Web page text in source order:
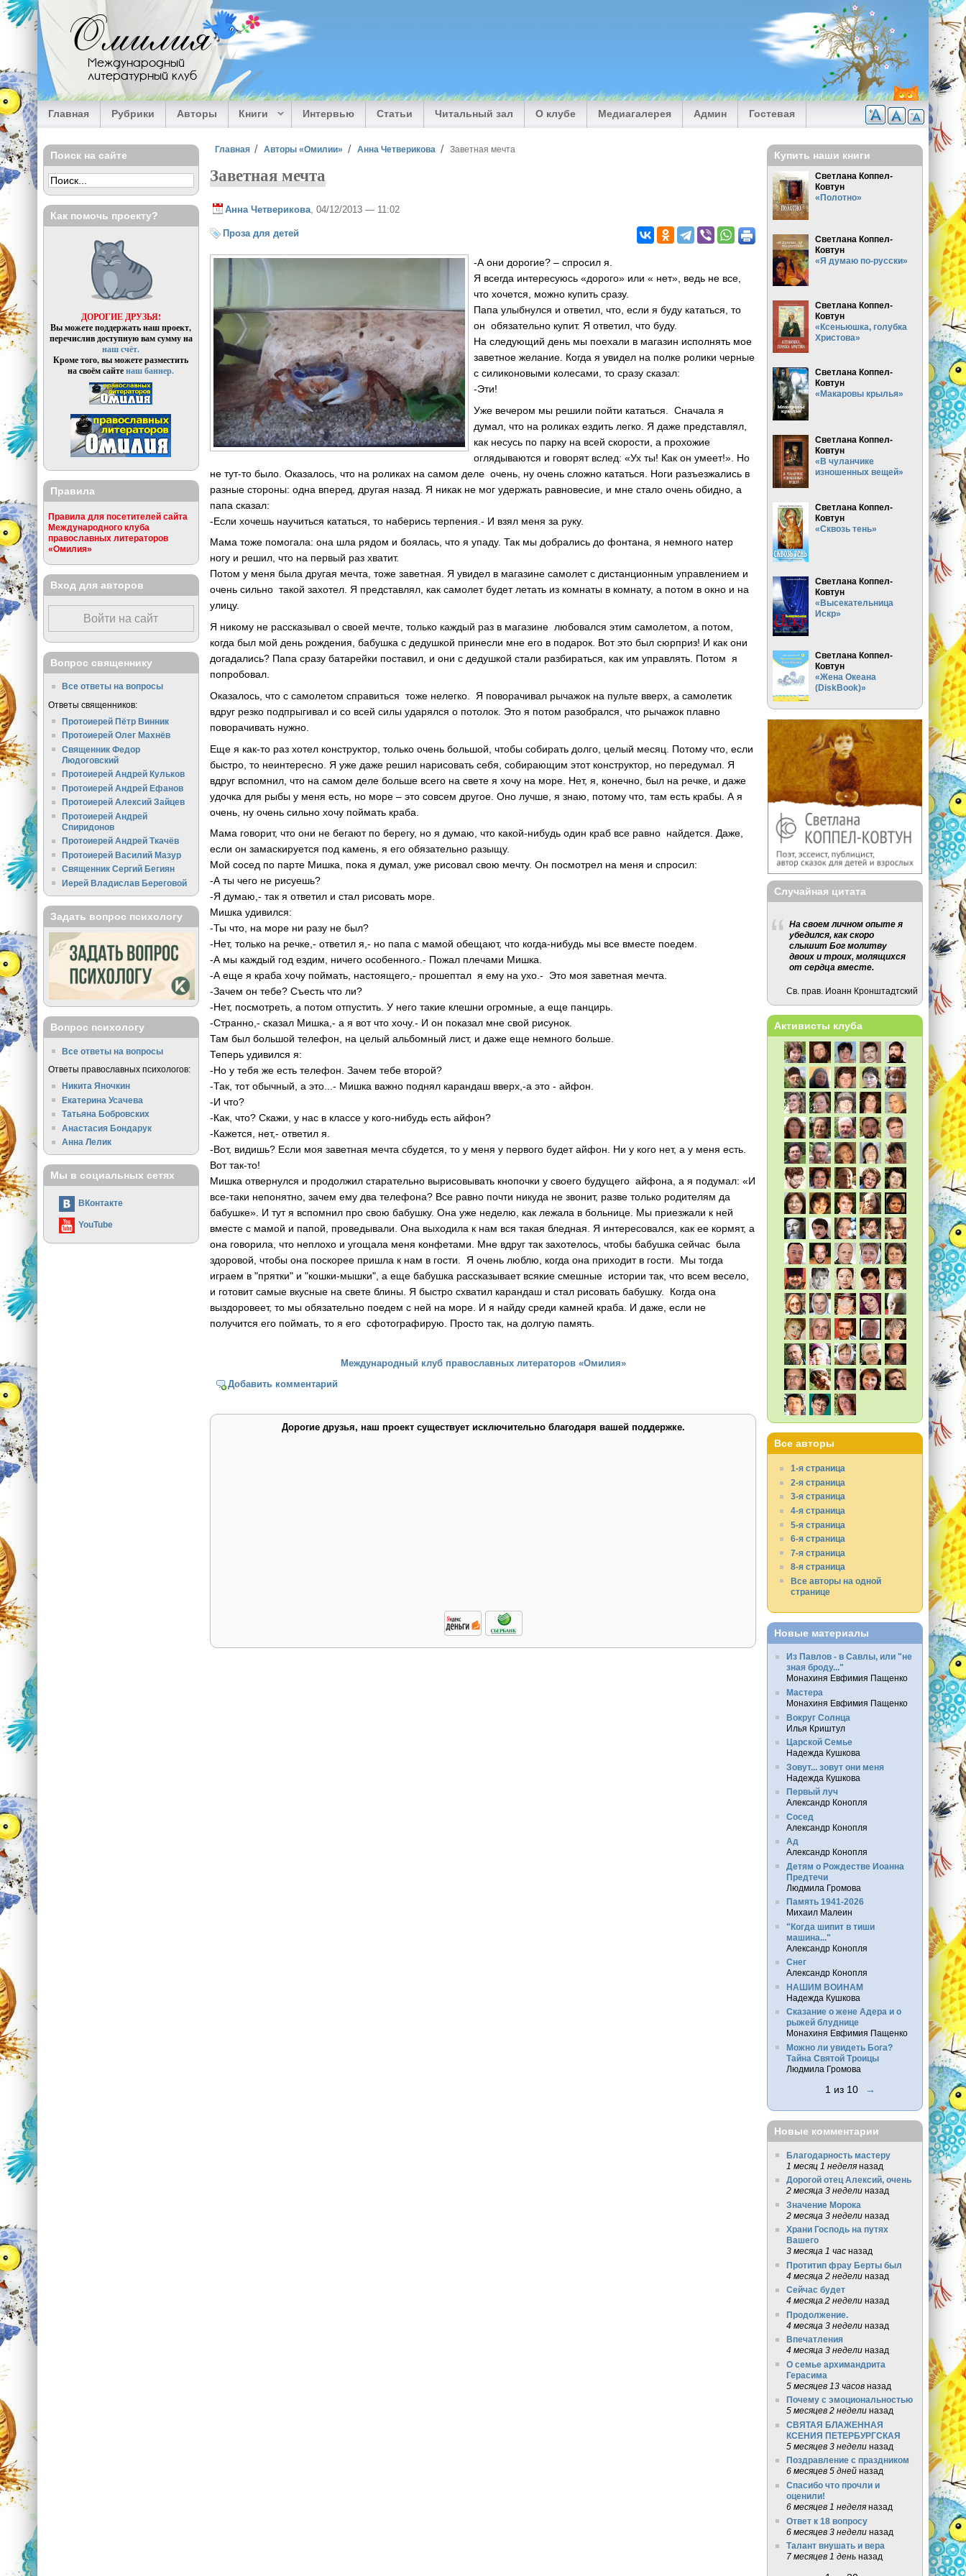
Перейти к основному содержанию
Омилия
Международный
литературный клуб
Главная Рубрики Авторы Книги Интервью Статьи Читальный зал О клубе Медиагалерея Админ Гостевая
Вы здесь
Главная Авторы «Омилии» Анна Четверикова Заветная мечта
Заветная мечта
Анна Четверикова , 04/12/2013 — 11:02
Проза для детей
-А они дорогие? – спросил я.
Я всегда интересуюсь «дорого» или « нет», ведь не все,
что хочется, можно купить сразу.
Папа улыбнулся и ответил, что, если я буду кататься, то
он обязательно купит. Я ответил, что буду.
На следующий день мы поехали в магазин исполнять мое
заветное желание. Когда я увидел на полке ролики черные
с силиконовыми колесами, то сразу сказал:
-Эти!
Уже вечером мы решили пойти кататься. Сначала я
думал, что на роликах ездить легко. Я даже представлял,
как несусь по парку на всей скорости, а прохожие
оглядываются и говорят вслед: «Ух ты! Как он умеет!». Но
не тут-то было. Оказалось, что на роликах на самом деле очень, ну очень сложно кататься. Ноги разъезжались в
разные стороны: одна вперед, другая назад. Я никак не мог удержать равновесие, и мне стало очень обидно, а
папа сказал:
-Если хочешь научиться кататься, то наберись терпения.- И взял меня за руку.
Мама тоже помогала: она шла рядом и боялась, что я упаду. Так мы добрались до фонтана, я немного натер
ногу и решил, что на первый раз хватит.
Потом у меня была другая мечта, тоже заветная. Я увидел в магазине самолет с дистанционным управлением и
очень сильно такой захотел. Я представлял, как самолет будет летать из комнаты в комнату, а потом в окно и на
улицу.
Я никому не рассказывал о своей мечте, только каждый раз в магазине любовался этим самолетом, а потом,
когда был мой день рождения, бабушка с дедушкой принесли мне его в подарок. Вот это был сюрприз! И как они
догадались? Папа сразу батарейки поставил, и они с дедушкой стали разбираться, как им управлять. Потом я
попробовал.
Оказалось, что с самолетом справиться тоже нелегко. Я поворачивал рычажок на пульте вверх, а самолетик
вдруг резко подпрыгивал и со всей силы ударялся о потолок. Это я потом разобрался, что рычажок плавно
поворачивать нужно.
Еще я как-то раз хотел конструктор, только очень большой, чтобы собирать долго, целый месяц. Потому что, если
быстро, то неинтересно. Я уже даже решил нарисовать себя, собирающим этот конструктор, но передумал. Я
вдруг вспомнил, что на самом деле больше всего на свете я хочу на море. Нет, я, конечно, был на речке, и даже
удочка для рыбы у меня есть, но море – это совсем другое. Оно лучше, я знаю, потому что, там есть крабы. А я
очень, ну очень сильно хочу поймать краба.
Мама говорит, что они не бегают по берегу, но я думаю, что какой-нибудь один краб все равно найдется. Даже,
если он замаскируется под камень, я его обязательно разыщу.
Мой сосед по парте Мишка, пока я думал, уже рисовал свою мечту. Он посмотрел на меня и спросил:
-А ты чего не рисуешь?
-Я думаю,- так я ответил и стал рисовать море.
Мишка удивился:
-Ты что, на море ни разу не был?
-Нет, только на речке,- ответил я,- но папа с мамой обещают, что когда-нибудь мы все вместе поедем.
-А мы каждый год ездим, ничего особенного.- Пожал плечами Мишка.
-А еще я краба хочу поймать, настоящего,- прошептал я ему на ухо.- Это моя заветная мечта.
-Зачем он тебе? Съесть что ли?
-Нет, посмотреть, а потом отпустить. У него такие клешни огромные, а еще панцирь.
-Странно,- сказал Мишка,- а я вот что хочу.- И он показал мне свой рисунок.
Там был большой телефон, на целый альбомный лист, и даже еще немного больше.
Теперь удивился я:
-Но у тебя же есть телефон. Зачем тебе второй?
-Так, тот обычный, а это...- Мишка важно поднял карандаш вверх,-а это - айфон.
-И что?
-Как, что? Скажи, у нас в классе у кого-нибудь есть айфон?
-Кажется, нет,- ответил я.
-Вот, видишь? Если моя заветная мечта сбудется, то у меня у первого будет айфон. Ни у кого нет, а у меня есть.
Вот так-то!
Мишка отвернулся и продолжил старательно вырисовывать кнопочки у своего будущего айфона, а я подумал: «И
все-таки непонятно, зачем ему два телефона? Все равно почти никуда не звонит, разве только родителям да
бабушке». И тут я вспомнил про свою бабушку. Она уже неделю, как лежала в больнице. Мы приезжали к ней
вместе с мамой и папой, проведывали. Она выходила к нам вся такая бледная. Я интересовался, как ее кормят, а
она говорила, что неплохо и угощала меня конфетами. Мне вдруг так захотелось, чтобы бабушка сейчас была
здоровой, чтобы она поскорее пришла к нам в гости. Я очень люблю, когда она приходит в гости. Мы тогда
играем в "прятки" и "кошки-мышки", а еще бабушка рассказывает всякие смешные истории так, что всем весело,
и готовит самые вкусные на свете блины. Я быстро схватил карандаш и стал рисовать бабушку. Когда она
выздоровеет, то мы обязательно поедем с ней на море. И я найду среди камней краба. И даже, если не
получится его поймать, то я его сфотографирую. Просто так, на долгую память.
Международный клуб православных литераторов «Омилия»
Добавить комментарий
Дорогие друзья, наш проект существует исключительно благодаря вашей поддержке.
Поиск на сайте
Как помочь проекту?
ДОРОГИЕ ДРУЗЬЯ!
Вы можете поддержать наш проект,
перечислив доступную вам сумму на
наш счёт.
Кроме того, вы можете разместить
на своём сайтенаш баннер.
Правила
Правила для посетителей сайта
Международного клуба
православных литераторов
«Омилия»
Вход для авторов
Войти на сайт
Вопрос священнику
Все ответы на вопросы
Ответы священников:
Протоиерей Пётр Винник
Протоиерей Олег Махнёв
Священник Федор
Людоговский
Протоиерей Андрей Кульков
Протоиерей Андрей Ефанов
Протоиерей Алексий Зайцев
Протоиерей Андрей
Спиридонов
Протоиерей Андрей Ткачёв
Протоиерей Василий Мазур
Священник Сергий Бегиян
Иерей Владислав Береговой
Задать вопрос психологу
Вопрос психологу
Все ответы на вопросы
Ответы православных психологов:
Никита Яночкин
Екатерина Усачева
Татьяна Бобровских
Анастасия Бондарук
Анна Лелик
Мы в социальных сетях
ВКонтакте
YouTube
Купить наши книги
Светлана Коппел-
Ковтун
«Полотно»
Светлана Коппел-
Ковтун
«Я думаю по-русски»
Светлана Коппел-
Ковтун
«Ксеньюшка, голубка
Христова»
Светлана Коппел-
Ковтун
«Макаровы крылья»
Светлана Коппел-
Ковтун
«В чуланчике
изношенных вещей»
Светлана Коппел-
Ковтун
«Сквозь тень»
Светлана Коппел-
Ковтун
«Высекательница
Искр»
Светлана Коппел-
Ковтун
«Жена Океана
(DiskBook)»
Случайная цитата
На своем личном опыте я
убедился, как скоро
слышит Бог молитву
двоих и троих, молящихся
от сердца вместе.
Св. прав. Иоанн Кронштадтский
Активисты клуба
Все авторы
1-я страница
2-я страница
3-я страница
4-я страница
5-я страница
6-я страница
7-я страница
8-я страница
Все авторы на одной
странице
Новые материалы
Из Павлов - в Савлы, или "не
зная броду..."
Монахиня Евфимия Пащенко
Мастера
Монахиня Евфимия Пащенко
Вокруг Солнца
Илья Криштул
Царской Семье
Надежда Кушкова
Зовут... зовут они меня
Надежда Кушкова
Первый луч
Александр Конопля
Сосед
Александр Конопля
Ад
Александр Конопля
Детям о Рождестве Иоанна
Предтечи
Людмила Громова
Память 1941-2026
Михаил Малеин
"Когда шипит в тиши
машина..."
Александр Конопля
Снег
Александр Конопля
НАШИМ ВОИНАМ
Надежда Кушкова
Сказание о жене Адера и о
рыжей блуднице
Монахиня Евфимия Пащенко
Можно ли увидеть Бога?
Тайна Святой Троицы
Людмила Громова
1 из 10 →
Новые комментарии
Благодарность мастеру
1 месяц 1 неделяназад
Дорогой отец Алексий, очень
2 месяца 3 неделиназад
Значение Морока
2 месяца 3 неделиназад
Храни Господь на путях
Вашего
3 месяца 1 часназад
Протитип фрау Берты был
4 месяца 2 неделиназад
Сейчас будет
4 месяца 2 неделиназад
Продолжение.
4 месяца 3 неделиназад
Впечатления
4 месяца 3 неделиназад
О семье архимандрита
Герасима
5 месяцев 13 часовназад
Почему с эмоциональностью
5 месяцев 2 неделиназад
СВЯТАЯ БЛАЖЕННАЯ
КСЕНИЯ ПЕТЕРБУРГСКАЯ
5 месяцев 3 неделиназад
Поздравление с праздником
6 месяцев 5 днейназад
Спасибо что прочли и
оценили!
6 месяцев 1 неделяназад
Ответ к 18 вопросу
6 месяцев 3 неделиназад
Талант внушать и вера
7 месяцев 1 деньназад